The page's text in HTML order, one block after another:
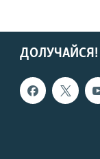
ДОЛУЧАЙСЯ!